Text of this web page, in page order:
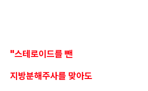
"스테로이드를 뺀
지방분해주사를 맞아도